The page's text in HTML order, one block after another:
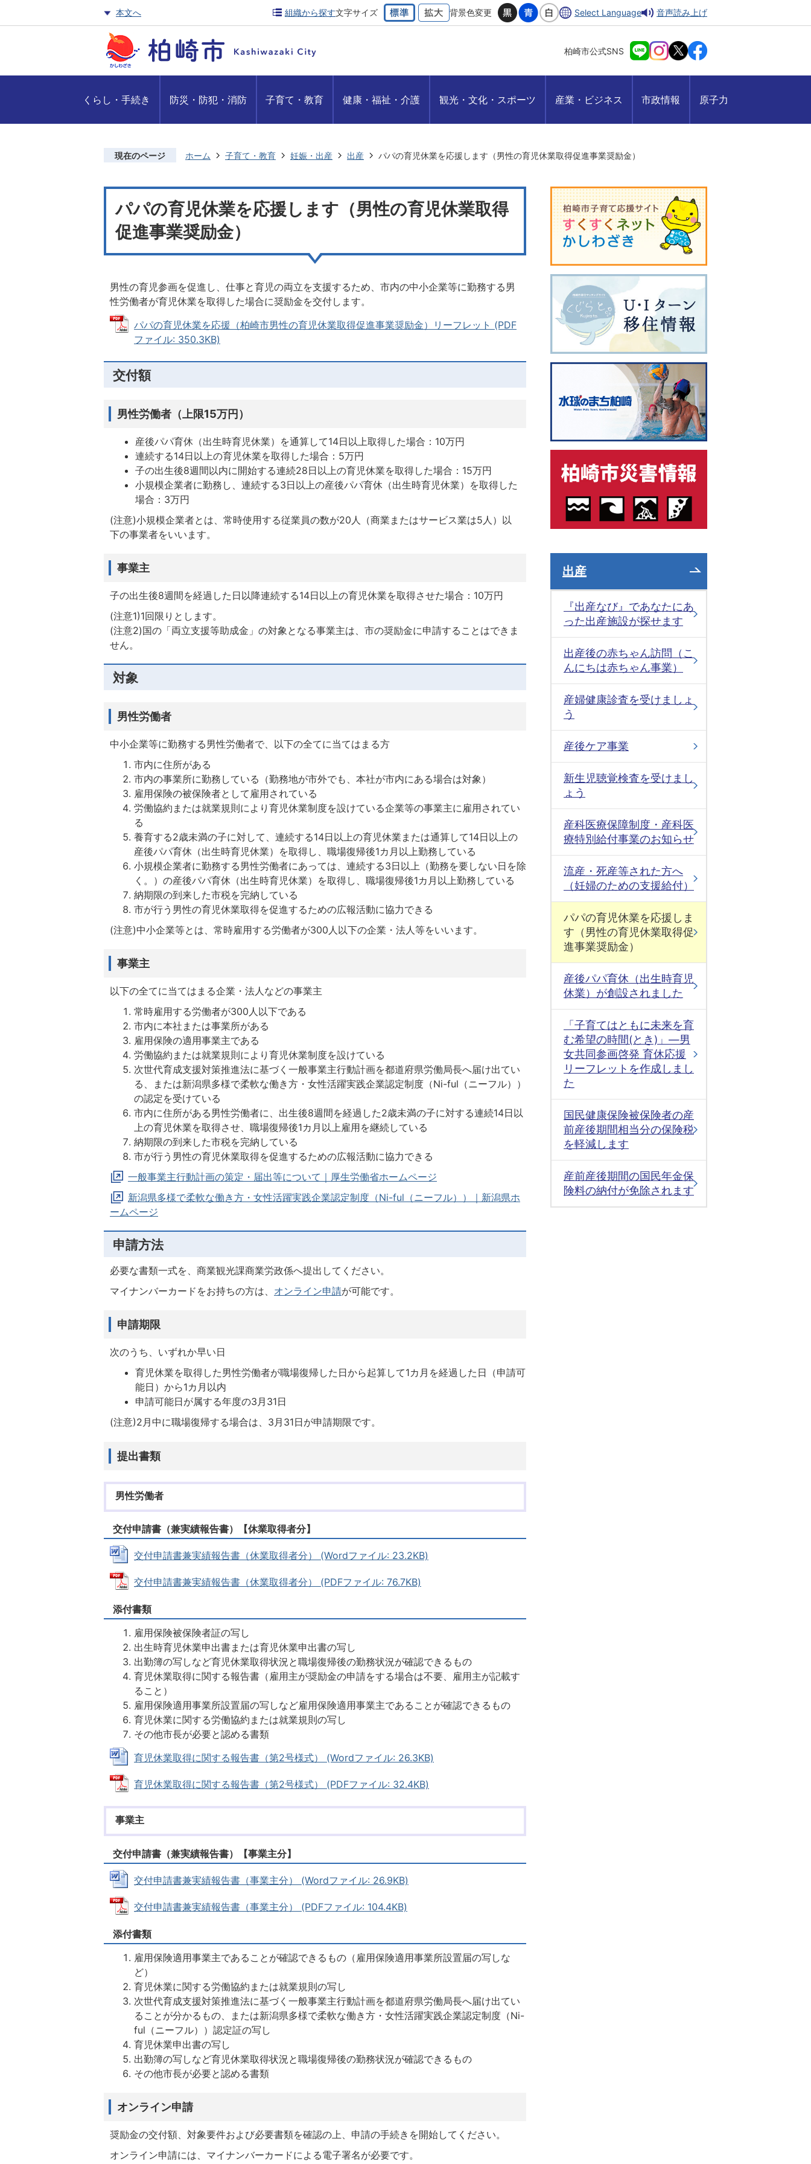
本文へ 組織から探す文字サイズ 背景色変更 Select Language 音声読み上げ
柏崎市公式SNS
くらし・手続き 防災・防犯・消防 子育て・教育 健康・福祉・介護 観光・文化・スポーツ 産業・ビジネス 市政情報 原子力
現在のページ ホーム 子育て・教育 妊娠・出産 出産 パパの育児休業を応援します（男性の育児休業取得促進事業奨励金）
パパの育児休業を応援します（男性の育児休業取得
促進事業奨励金）
男性の育児参画を促進し、仕事と育児の両立を支援するため、市内の中小企業等に勤務する男
性労働者が育児休業を取得した場合に奨励金を交付します。
パパの育児休業を応援（柏崎市男性の育児休業取得促進事業奨励金）リーフレット (PDF
ファイル: 350.3KB)
交付額
男性労働者（上限15万円）
産後パパ育休（出生時育児休業）を通算して14日以上取得した場合：10万円
連続する14日以上の育児休業を取得した場合：5万円
子の出生後8週間以内に開始する連続28日以上の育児休業を取得した場合：15万円
小規模企業者に勤務し、連続する3日以上の産後パパ育休（出生時育児休業）を取得した
場合：3万円
(注意)小規模企業者とは、常時使用する従業員の数が20人（商業またはサービス業は5人）以
下の事業者をいいます。
事業主
子の出生後8週間を経過した日以降連続する14日以上の育児休業を取得させた場合：10万円
(注意1)1回限りとします。
(注意2)国の「両立支援等助成金」の対象となる事業主は、市の奨励金に申請することはできま
せん。
対象
男性労働者
中小企業等に勤務する男性労働者で、以下の全てに当てはまる方
市内に住所がある
市内の事業所に勤務している（勤務地が市外でも、本社が市内にある場合は対象）
雇用保険の被保険者として雇用されている
労働協約または就業規則により育児休業制度を設けている企業等の事業主に雇用されてい
る
養育する2歳未満の子に対して、連続する14日以上の育児休業または通算して14日以上の
産後パパ育休（出生時育児休業）を取得し、職場復帰後1カ月以上勤務している
小規模企業者に勤務する男性労働者にあっては、連続する3日以上（勤務を要しない日を除
く。）の産後パパ育休（出生時育児休業）を取得し、職場復帰後1カ月以上勤務している
納期限の到来した市税を完納している
市が行う男性の育児休業取得を促進するための広報活動に協力できる
(注意)中小企業等とは、常時雇用する労働者が300人以下の企業・法人等をいいます。
事業主
以下の全てに当てはまる企業・法人などの事業主
常時雇用する労働者が300人以下である
市内に本社または事業所がある
雇用保険の適用事業主である
労働協約または就業規則により育児休業制度を設けている
次世代育成支援対策推進法に基づく一般事業主行動計画を都道府県労働局長へ届け出てい
る、または新潟県多様で柔軟な働き方・女性活躍実践企業認定制度（Ni-ful（ニーフル））
の認定を受けている
市内に住所がある男性労働者に、出生後8週間を経過した2歳未満の子に対する連続14日以
上の育児休業を取得させ、職場復帰後1カ月以上雇用を継続している
納期限の到来した市税を完納している
市が行う男性の育児休業取得を促進するための広報活動に協力できる
一般事業主行動計画の策定・届出等について｜厚生労働省ホームページ
新潟県多様で柔軟な働き方・女性活躍実践企業認定制度（Ni-ful（ニーフル））｜新潟県ホ
ームページ
申請方法
必要な書類一式を、商業観光課商業労政係へ提出してください。
マイナンバーカードをお持ちの方は、 オンライン申請が可能です。
申請期限
次のうち、いずれか早い日
育児休業を取得した男性労働者が職場復帰した日から起算して1カ月を経過した日（申請可
能日）から1カ月以内
申請可能日が属する年度の3月31日
(注意)2月中に職場復帰する場合は、3月31日が申請期限です。
提出書類
男性労働者
交付申請書（兼実績報告書）【休業取得者分】
交付申請書兼実績報告書（休業取得者分） (Wordファイル: 23.2KB)
交付申請書兼実績報告書（休業取得者分） (PDFファイル: 76.7KB)
添付書類
雇用保険被保険者証の写し
出生時育児休業申出書または育児休業申出書の写し
出勤簿の写しなど育児休業取得状況と職場復帰後の勤務状況が確認できるもの
育児休業取得に関する報告書（雇用主が奨励金の申請をする場合は不要、雇用主が記載す
ること）
雇用保険適用事業所設置届の写しなど雇用保険適用事業主であることが確認できるもの
育児休業に関する労働協約または就業規則の写し
その他市長が必要と認める書類
育児休業取得に関する報告書（第2号様式） (Wordファイル: 26.3KB)
育児休業取得に関する報告書（第2号様式） (PDFファイル: 32.4KB)
事業主
交付申請書（兼実績報告書）【事業主分】
交付申請書兼実績報告書（事業主分） (Wordファイル: 26.9KB)
交付申請書兼実績報告書（事業主分） (PDFファイル: 104.4KB)
添付書類
雇用保険適用事業主であることが確認できるもの（雇用保険適用事業所設置届の写しな
ど）
育児休業に関する労働協約または就業規則の写し
次世代育成支援対策推進法に基づく一般事業主行動計画を都道府県労働局長へ届け出てい
ることが分かるもの、または新潟県多様で柔軟な働き方・女性活躍実践企業認定制度（Ni-
ful（ニーフル））認定証の写し
育児休業申出書の写し
出勤簿の写しなど育児休業取得状況と職場復帰後の勤務状況が確認できるもの
その他市長が必要と認める書類
オンライン申請
奨励金の交付額、対象要件および必要書類を確認の上、申請の手続きを開始してください。
オンライン申請には、マイナンバーカードによる電子署名が必要です。
出産
『出産なび』であなたにあ
った出産施設が探せます
出産後の赤ちゃん訪問（こ
んにちは赤ちゃん事業）
産婦健康診査を受けましょ
う
産後ケア事業
新生児聴覚検査を受けまし
ょう
産科医療保障制度・産科医
療特別給付事業のお知らせ
流産・死産等された方へ
（妊婦のための支援給付）
パパの育児休業を応援しま
す（男性の育児休業取得促
進事業奨励金）
産後パパ育休（出生時育児
休業）が創設されました
「子育てはともに未来を育
む希望の時間(とき)」―男
女共同参画啓発 育休応援
リーフレットを作成しまし
た
国民健康保険被保険者の産
前産後期間相当分の保険税
を軽減します
産前産後期間の国民年金保
険料の納付が免除されます